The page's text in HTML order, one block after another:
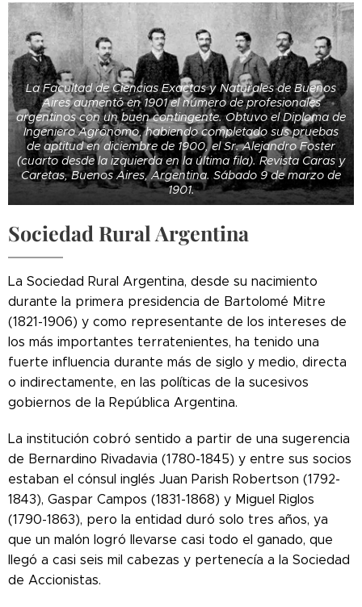
La Facultad de Ciencias Exactas y Naturales de Buenos
Aires aumentó en 1901 el número de profesionales
argentinos con un buen contingente. Obtuvo el Diploma de
Ingeniero Agrónomo, habiendo completado sus pruebas
de aptitud en diciembre de 1900, el Sr. Alejandro Foster
(cuarto desde la izquierda en la última fila). Revista Caras y
Caretas, Buenos Aires, Argentina. Sábado 9 de marzo de
1901.
Sociedad Rural Argentina
La Sociedad Rural Argentina, desde su nacimiento
durante la primera presidencia de Bartolomé Mitre
(1821-1906) y como representante de los intereses de
los más importantes terratenientes, ha tenido una
fuerte influencia durante más de siglo y medio, directa
o indirectamente, en las políticas de la sucesivos
gobiernos de la República Argentina.
La institución cobró sentido a partir de una sugerencia
de Bernardino Rivadavia (1780-1845) y entre sus socios
estaban el cónsul inglés Juan Parish Robertson (1792-
1843), Gaspar Campos (1831-1868) y Miguel Riglos
(1790-1863), pero la entidad duró solo tres años, ya
que un malón logró llevarse casi todo el ganado, que
llegó a casi seis mil cabezas y pertenecía a la Sociedad
de Accionistas.